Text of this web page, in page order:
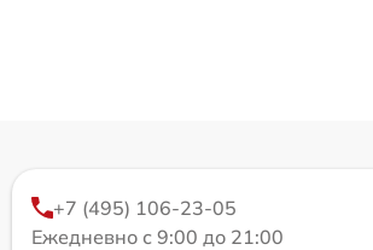
+7 (495) 106-23-05
Ежедневно с 9:00 до 21:00